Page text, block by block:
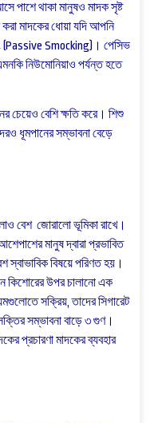
পাশে থাকা মানুষও মাদক সৃষ্ট
মাদকের ধোয়া যদি আপনি
(Passive Smocking)। পেসিভ
নিউমোনিয়াও পর্যন্ত হতে
চেয়েও বেশি ক্ষতি করে। শিশু
ধূমপানের সম্ভাবনা বেড়ে
বেশ জোরালো ভূমিকা রাখে।
মানুষ দ্বারা প্রভাবিত
স্বাভাবিক বিষয়ে পরিণত হয়।
কিশোরের উপর চালানো এক
সক্রিয়, তাদের সিগারেট
সম্ভাবনা বাড়ে ৩ গুণ।
প্রচারণা মাদকের ব্যবহার